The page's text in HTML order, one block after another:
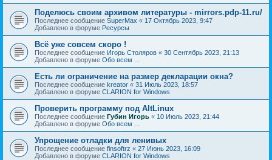
Поделюсь своим архивом литературы - mirrors.pdp-11.ru/
Последнее сообщение SuperMax « 17 Октябрь 2023, 9:47
Добавлено в форуме Ресурсы
Всё уже совсем скоро !
Последнее сообщение Игорь Столяров « 30 Сентябрь 2023, 21:13
Добавлено в форуме Обо всем ...
Есть ли ограничение на размер декларации окна?
Последнее сообщение kreator « 31 Июль 2023, 18:57
Добавлено в форуме CLARION for Windows
Проверить программу под AltLinux
Последнее сообщение Губин Игорь « 10 Июль 2023, 21:44
Добавлено в форуме Обо всем ...
Упрощение отладки для ленивых
Последнее сообщение finsoftrz « 27 Июнь 2023, 16:09
Добавлено в форуме CLARION for Windows